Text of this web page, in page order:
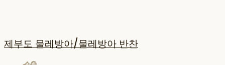
제부도 물레방아/물레방아 반찬